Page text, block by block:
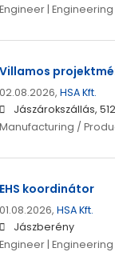
Engineer | Engineering
Villamos
02.08.2026, HSA Kft.
Jászárokszállás,
Manufacturing /
EHS koordinátor
01.08.2026, HSA Kft.
Jászberény
Engineer | Engineering